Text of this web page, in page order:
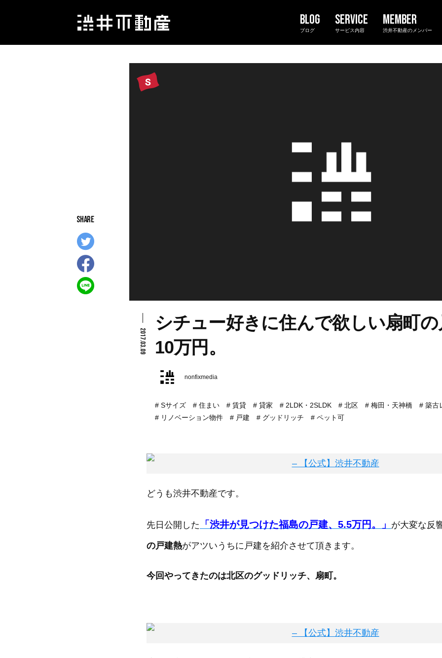
ブログ サービス内容 渋井不動産のメンバー
2017.03.09
シチュー好きに住んで欲しい扇町の
10万円。
nonfixmedia
Sサイズ 住まい 賃貸 貸家 2LDK・2SLDK 北区 梅田・天神橋
築古
リノベーション物件
戸建 グッドリッチ ペット可
どうも渋井不動産です。
先日公開した 「渋井が見つけた福島の戸建、5.5万円。」 が大変な反
の戸建熱がアツいうちに戸建を紹介させて頂きます。
今回やってきたのは北区のグッドリッチ、扇町。